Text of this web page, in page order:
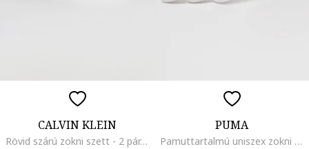
CALVIN KLEIN
Rövid szárú zokni szett - 2 pár, Koptatott fekete/Fehér
PUMA
Pamuttartalmú uniszex zokni szett - 3 pár, Piros/Fehér